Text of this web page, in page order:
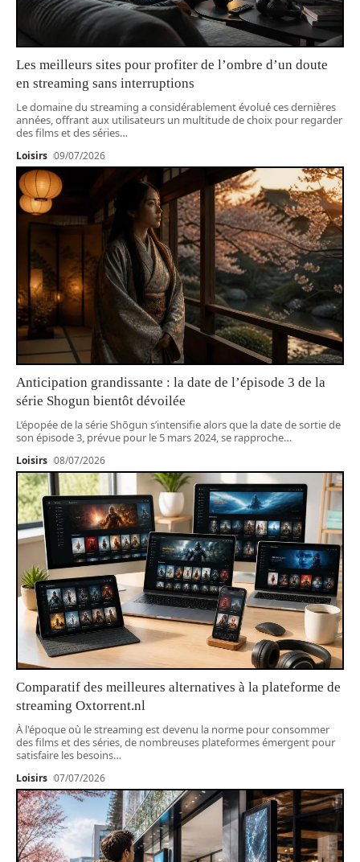
Les meilleurs sites pour profiter de l’ombre d’un doute
en streaming sans interruptions
Le domaine du streaming a considérablement évolué ces dernières
années, offrant aux utilisateurs un multitude de choix pour regarder
des films et des séries…
Loisirs 09/07/2026
Anticipation grandissante : la date de l’épisode 3 de la
série Shogun bientôt dévoilée
L’épopée de la série Shōgun s’intensifie alors que la date de sortie de
son épisode 3, prévue pour le 5 mars 2024, se rapproche…
Loisirs 08/07/2026
Comparatif des meilleures alternatives à la plateforme de
streaming Oxtorrent.nl
À l'époque où le streaming est devenu la norme pour consommer
des films et des séries, de nombreuses plateformes émergent pour
satisfaire les besoins…
Loisirs 07/07/2026